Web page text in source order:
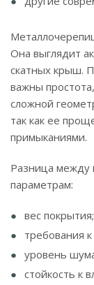
Она выглядит
скатных крыш.
важны
сложной
так как ее
примыканиями.
Разница между
параметрам:
вес покрытия;
требования
уровень
стойкость к